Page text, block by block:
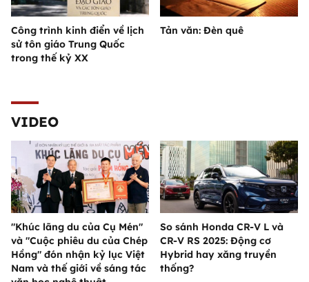
Công trình kinh điển về lịch
sử tôn giáo Trung Quốc
trong thế kỷ XX
Tản văn: Đèn quê
VIDEO
"Khúc lãng du của Cụ Mén"
và "Cuộc phiêu du của Chép
Hồng" đón nhận kỷ lục Việt
Nam và thế giới về sáng tác
So sánh Honda CR-V L và
CR-V RS 2025: Động cơ
Hybrid hay xăng truyền
thống?